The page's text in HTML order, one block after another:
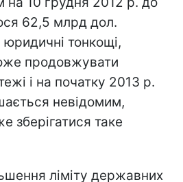
62,5 млрд дол.
тонкощі,
продовжувати
і на початку 2013 р.
невідомим,
зберігатися таке
ліміту державних